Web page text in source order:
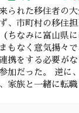
られた移住者の
、市町村の移住
ちなみに富山県
もなく意気揚々
携をする必要が
加だった。 逆に
家族と一緒に転